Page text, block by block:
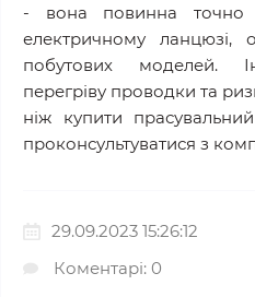
- вона повинна точно
електричному ланцюзі,
побутових моделей.
перегріву проводки та
ніж купити
проконсультуватися з
29.09.2023 15:26:12
Коментарі: 0